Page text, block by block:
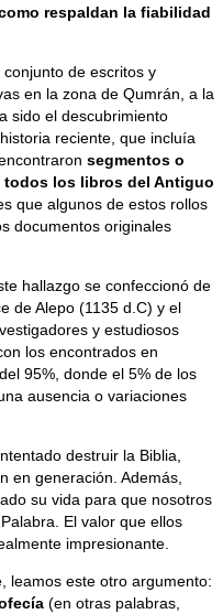
respaldan la fiabilidad
de escritos y
en la zona de Qumrán, a la
sido el descubrimiento
reciente, que incluía
segmentos o
los libros del Antiguo
que algunos de estos rollos
documentos originales
hallazgo se confeccionó de
de Alepo (1135 d.C) y el
y estudiosos
los encontrados en
95%, donde el 5% de los
ausencia o variaciones
destruir la Biblia,
en generación. Además,
su vida para que nosotros
El valor que ellos
impresionante.
leamos este otro argumento:
(en otras palabras,